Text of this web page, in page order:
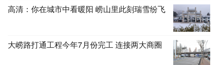
高清：你在城市中看暖阳 崂山里此刻瑞雪纷飞
大崂路打通工程今年7月份完工 连接两大商圈